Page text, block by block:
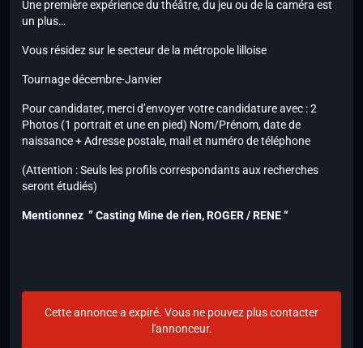
Une première expérience du théâtre, du jeu ou de la caméra est
un plus…
Vous résidez sur le secteur de la métropole lilloise
Tournage décembre-Janvier
Pour candidater, merci d’envoyer votre candidature avec : 2
Photos (1 portrait et une en pied) Nom/Prénom, date de
naissance + Adresse postale, mail et numéro de téléphone
(Attention : Seuls les profils correspondants aux recherches
seront étudiés)
Mentionnez ” Casting Mine de rien, ROGER / RENE “
Cette annonce a expiré. Vous ne pouvez plus contacter
l'annonceur.